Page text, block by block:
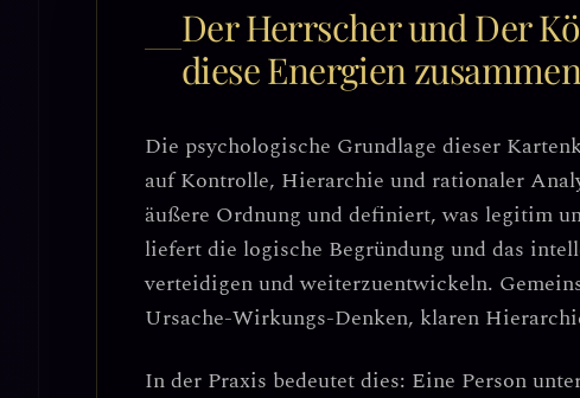
Der Herrscher und Der
diese Energien
Die psychologische Grundlage dieser
auf Kontrolle, Hierarchie und rationaler
äußere Ordnung und definiert, was legitim
liefert die logische Begründung und das
verteidigen und weiterzuentwickeln.
Ursache-Wirkungs-Denken, klaren
In der Praxis bedeutet dies: Eine Person